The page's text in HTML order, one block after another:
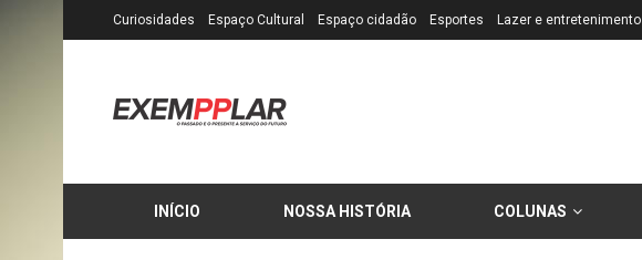
Curiosidades Espaço Cultural Espaço cidadão Esportes Lazer e entretenimento
INÍCIO NOSSA HISTÓRIA COLUNAS